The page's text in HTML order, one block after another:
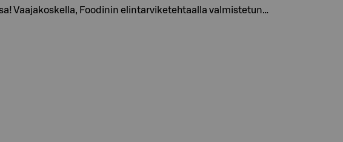
Vaajakoskella, Foodinin elintarviketehtaalla valmistetun…